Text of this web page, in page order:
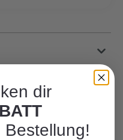
dir